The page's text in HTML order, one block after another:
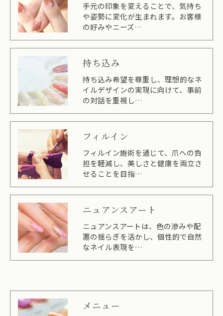
手元の印象を変えることで、気持ち
や姿勢に変化が生まれます。お客様
の好みやニーズ…
持ち込み
持ち込み希望を尊重し、理想的なネ
イルデザインの実現に向けて、事前
の対話を重視し…
フィルイン
フィルイン施術を通じて、爪への負
担を軽減し、美しさと健康を両立さ
せることを目指…
ニュアンスアート
ニュアンスアートは、色の滲みや配
置の揺らぎを活かし、個性的で自然
なネイル表現を…
メニュー